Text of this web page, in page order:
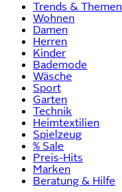
Trends & Themen
Wohnen
Damen
Herren
Kinder
Bademode
Wäsche
Sport
Garten
Technik
Heimtextilien
Spielzeug
% Sale
Preis-Hits
Marken
Beratung & Hilfe